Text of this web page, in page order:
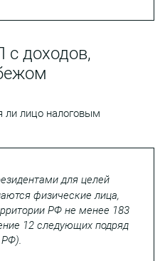
доходов,
ли лицо налоговым
для целей
физические лица,
РФ не менее 183
12 следующих подряд